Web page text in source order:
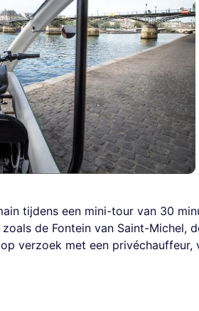
tijdens een mini-tour van 30
de Fontein van Saint-Michel,
verzoek met een privéchauffeur,